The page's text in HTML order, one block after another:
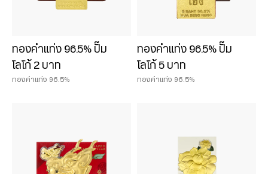
ทองคำแท่ง 96.5% ปั๊ม
โลโก้ 2 บาท
ทองคำแท่ง 96.5%
ทองคำแท่ง 96.5% ปั๊ม
โลโก้ 5 บาท
ทองคำแท่ง 96.5%